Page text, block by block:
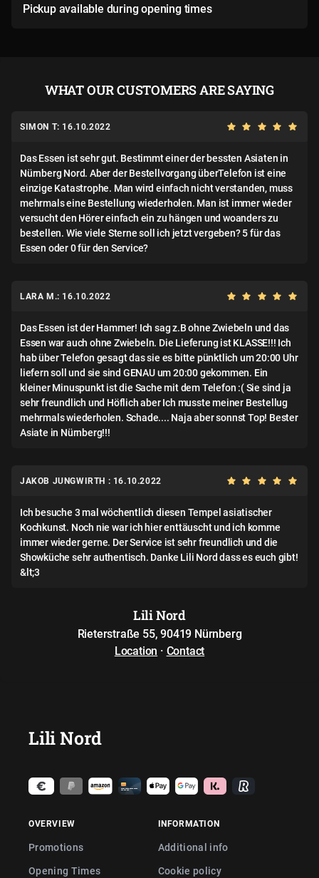
Pickup available during opening times
WHAT OUR CUSTOMERS ARE SAYING
SIMON T: 16.10.2022
Das Essen ist sehr gut. Bestimmt einer der bessten Asiaten in
Nürnberg Nord. Aber der Bestellvorgang überTelefon ist eine
einzige Katastrophe. Man wird einfach nicht verstanden, muss
mehrmals eine Bestellung wiederholen. Man ist immer wieder
versucht den Hörer einfach ein zu hängen und woanders zu
bestellen. Wie viele Sterne soll ich jetzt vergeben? 5 für das
Essen oder 0 für den Service?
LARA M.: 16.10.2022
Das Essen ist der Hammer! Ich sag z.B ohne Zwiebeln und das
Essen war auch ohne Zwiebeln. Die Lieferung ist KLASSE!!! Ich
hab über Telefon gesagt das sie es bitte pünktlich um 20:00 Uhr
liefern soll und sie sind GENAU um 20:00 gekommen. Ein
kleiner Minuspunkt ist die Sache mit dem Telefon :( Sie sind ja
sehr freundlich und Höflich aber Ich musste meiner Bestellug
mehrmals wiederholen. Schade.... Naja aber sonnst Top! Bester
Asiate in Nürnberg!!!
JAKOB JUNGWIRTH : 16.10.2022
Ich besuche 3 mal wöchentlich diesen Tempel asiatischer
Kochkunst. Noch nie war ich hier enttäuscht und ich komme
immer wieder gerne. Der Service ist sehr freundlich und die
Showküche sehr authentisch. Danke Lili Nord dass es euch gibt!
&lt;3
Lili Nord
Rieterstraße 55, 90419 Nürnberg
Location · Contact
Lili Nord
OVERVIEW
Promotions
Opening Times
INFORMATION
Additional info
Cookie policy